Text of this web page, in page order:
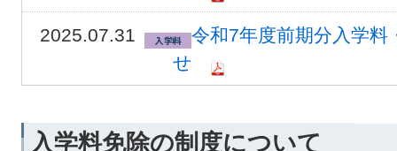
2025.07.31
令和7年度前期分入学
せ
入学料免除の制度について